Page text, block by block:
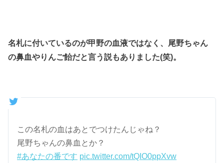
名札に付いているのが甲野の血液ではなく、尾野ちゃん
の鼻血やりんご飴だと言う説もありました(笑)。
この名札の血はあとでつけたんじゃね？
尾野ちゃんの鼻血とか？
#あなたの番です pic.twitter.com/tQIO0ppXvw